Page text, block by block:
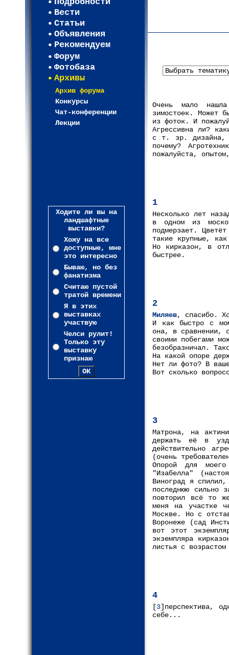
Вести
Статьи
Объявления
Рекомендуем
Форум
Фотобаза
Архивы
Архив форума
Конкурсы
Чат-конференции
Лекции
Ходите ли вы на
ландшафтные
выставки?
Хожу на все
доступные, мне
это интересно
Бываю, но без
фанатизма
Считаю пустой
тратой времени
Я в этих
выставках
участвую
Челси рулит!
Только эту
выставку
признаю
Очень мало
зимостоек. Может
из фоток. И
Агрессивна ли?
с т. зр. дизайна,
почему?
пожалуйста,
1
Несколько лет
в одном из
подмерзает.
такие крупные,
Но кирказон, в
быстрее.
2
Миляев, спасибо.
И как быстро с
она, в сравнении,
своими побегами
безобразничал.
На какой опоре
Нет ли фото? В
Вот сколько
3
Матрона, на
держать её в
действительно
(очень
Опорой для
"Изабелла"
Виноград я
последнюю сильно
повторил всё то
меня на участке
Москве. Но с
Воронеже (сад
вот этот
экземпляра
листья с возрастом
4
[3]перспектива,
себе...